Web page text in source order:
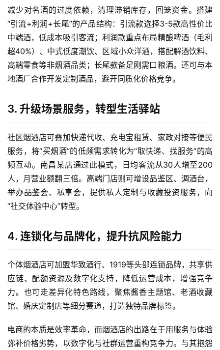
减少对名酒的过度依赖，清理滞销库存，回笼资金。搭建
“引流+利润+长尾”的产品结构：引流款选择3-5款高性价比
中端酒，低成本吸引客流；利润款重点布局精酿啤酒（毛利
超40%）、中式低度潮饮、区域小众洋酒，搭配解酒饮料、
高端零食等非烟酒品类；长尾款备足刚需口粮酒。还可与本
地酒厂合作开发定制酒品，避开同质化价格竞争。
3. 升级场景服务，转型生活驿站
社区烟酒店可叠加快递代收、充电宝租赁、家政对接等便民
服务，将“买烟酒”的低频需求转化为“取快递、找服务”的高
频互动。南昌某店通过此模式，日均客流从30人增至200
人，月营业额翻三倍。高端门店则可增设品鉴区、调酒台，
举办品鉴会、私享会，提供私人定制与收藏投资服务，向
“社交体验中心”转型。
4. 连锁化与品牌化，提升抗风险能力
个体烟酒店可加盟华致酒行、1919等头部连锁品牌，共享供
应链、配额资源及数字化支持，降低运营成本，增强竞争
力。也可走差异化特色路线，聚焦酱香主题馆、老酒收藏
馆、婚庆定制店等细分赛道，打造独特品牌标签。
电商的本质是效率革命，而烟酒店的出路在于用服务与体验
弥补价格劣势，以数字化与社群运营重构竞争力。与其抱怨